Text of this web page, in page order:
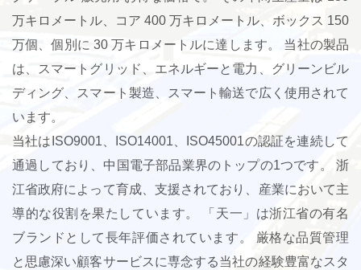
万キロメートル、コア 400 万キロメートル、ボックス 150
万個、個別に 30 万キロメートルに達します。 当社の製品
は、スマートグリッド、エネルギーと電力、グリーンビル
ディング、スマート製造、スマート輸送で広く使用されて
います。
当社はISO9001、ISO14001、ISO45001の認証を連続して
通過しており、中国電子部品業界のトップの1つです。 浙
江省政府によって育成、支援されており、産業において主
導的な役割を果たしています。 「天一」は浙江省の有名
ブランドとして長年評価されています。 厳格な品質管理
と思慮深い顧客サービスに専念する当社の経験豊富なスタ